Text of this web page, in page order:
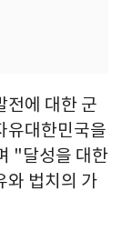
전에 대한 군
유대한민국을
"달성을 대한
와 법치의 가